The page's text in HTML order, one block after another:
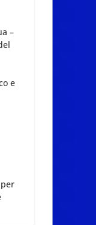
–
e